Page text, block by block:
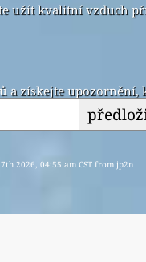
užít kvalitní vzduch
a získejte
2026, 04:55 am CST from jp2n